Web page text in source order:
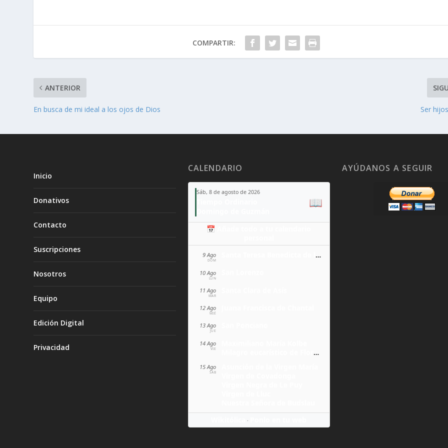
COMPARTIR:
ANTERIOR
En busca de mi ideal a los ojos de Dios Ser
Inicio
Donativos
Contacto
Suscripciones
Nosotros
Equipo
Edición Digital
Privacidad
CALENDARIO
Sáb, 8 de agosto de 2026
📖
📅 Añade todo a tu calendario
9 Ago
DOM
Santa Teresa Benedicta de la Cruz
10 Ago
LUN
11 Ago
MAR
12 Ago
MIÉ
13 Ago
JUE
14 Ago
VIE Milagro eucarístico de Florencia
15 Ago
SÁB
·
AYÚDANOS A SEGUIR